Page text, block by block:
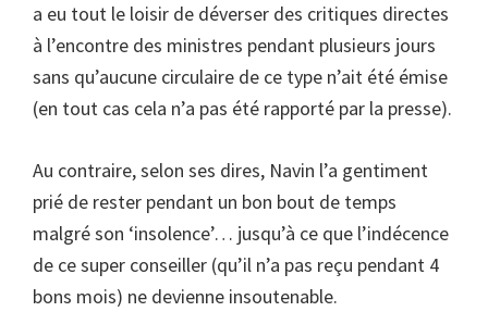
a eu tout le loisir de déverser des critiques directes
à l’encontre des ministres pendant plusieurs jours
sans qu’aucune circulaire de ce type n’ait été émise
(en tout cas cela n’a pas été rapporté par la presse).
Au contraire, selon ses dires, Navin l’a gentiment
prié de rester pendant un bon bout de temps
malgré son ‘insolence’… jusqu’à ce que l’indécence
de ce super conseiller (qu’il n’a pas reçu pendant 4
bons mois) ne devienne insoutenable.